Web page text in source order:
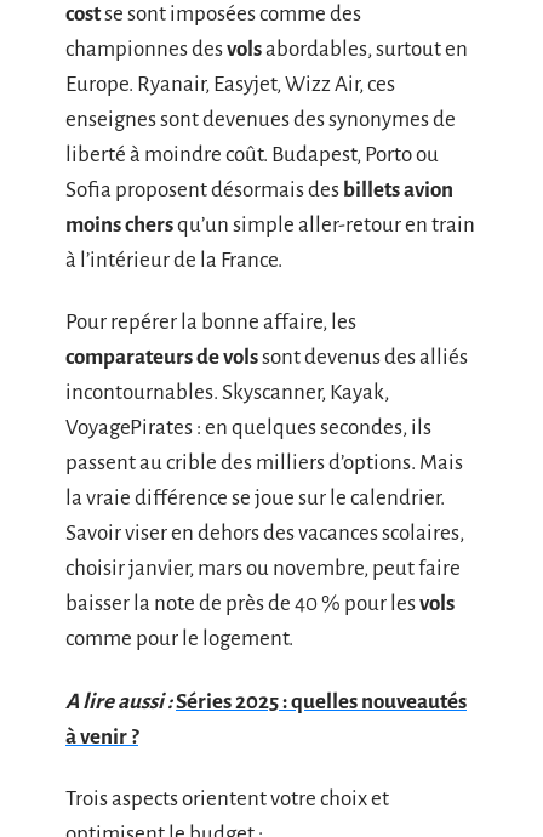
costse sont imposées comme des
championnes desvolsabordables, surtout en
Europe. Ryanair, Easyjet, Wizz Air, ces
enseignes sont devenues des synonymes de
liberté à moindre coût. Budapest, Porto ou
Sofia proposent désormais des billets avion
moins chersqu’un simple aller-retour en train
à l’intérieur de la France.
Pour repérer la bonne affaire, les
comparateurs de volssont devenus des alliés
incontournables. Skyscanner, Kayak,
VoyagePirates : en quelques secondes, ils
passent au crible des milliers d’options. Mais
la vraie différence se joue sur le calendrier.
Savoir viser en dehors des vacances scolaires,
choisir janvier, mars ou novembre, peut faire
baisser la note de près de 40 % pour lesvols
comme pour le logement.
A lire aussi :Séries 2025 : quelles nouveautés
à venir ?
Trois aspects orientent votre choix et